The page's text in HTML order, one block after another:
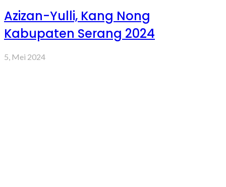
Azizan-Yulli, Kang Nong
Kabupaten Serang 2024
5, Mei 2024